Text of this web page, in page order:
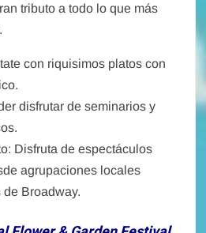
tributo a todo lo que más
con riquisimos platos con
disfrutar de seminarios y
Disfruta de espectáculos
agrupaciones locales
de Broadway.